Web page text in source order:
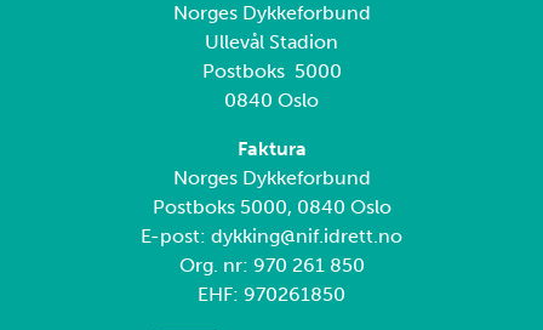
Norges Dykkeforbund
Ullevål Stadion
Postboks 5000
0840 Oslo
Faktura
Norges Dykkeforbund
Postboks 5000, 0840 Oslo
E-post: dykking@nif.idrett.no
Org. nr: 970 261 850
EHF: 970261850